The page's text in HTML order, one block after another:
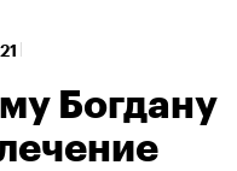
Богдану